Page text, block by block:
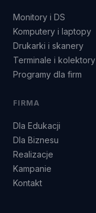
Monitory i DS
Komputery i laptopy
Drukarki i skanery
Terminale i kolektory
Programy dla firm
FIRMA
Dla Edukacji
Dla Biznesu
Realizacje
Kampanie
Kontakt